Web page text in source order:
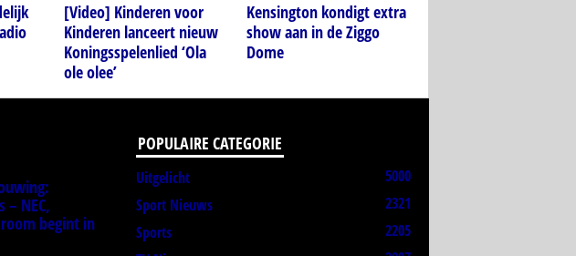
[Video] Kinderen voor
Kinderen lanceert nieuw
Koningsspelenlied ‘Ola
ole olee’
Kensington kondigt extra
show aan in de Ziggo
Dome
– NEC,
begint in
POPULAIRE CATEGORIE
Uitgelicht
5000
Sport Nieuws
2321
Sports
2205